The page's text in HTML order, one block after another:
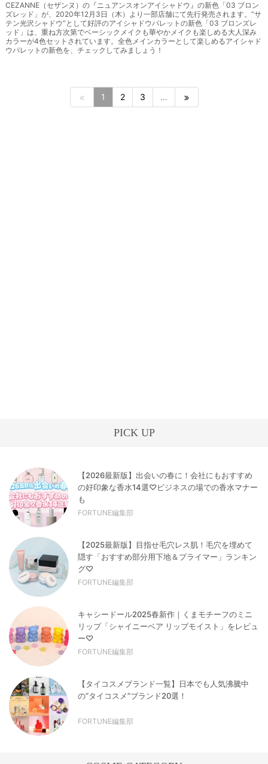
CEZANNE（セザンヌ）の『ニュアンスオンアイシャドウ』の新色「03 ブロン
ズレッド」が、2020年12月3日（木）より一部店舗にて先行発売されます。“サ
テン光沢シャドウ”として好評のアイシャドウパレットの新色「03 ブロンズレ
ッド」は、重ね方次第でベーシックメイクも華やかメイクも楽しめる大人深み
カラーが4色セットされています。全色メインカラーとして楽しめるアイシャド
ウパレットの新色を、チェックしてみましょう！
1 2 3 …
PICK UP
【2026最新版】出会いの春に！会社にもおすすめ
の好印象な香水14選♡ビジネスの場での香水マナー
も
FORTUNE編集部
【2025最新版】目指せ毛穴レス肌！毛穴を埋めて
隠す「おすすめ部分用下地＆プライマー」ランキン
グ♡
FORTUNE編集部
キャシードール2025春新作｜くまモチーフのミニ
リップ「シャイニーベア リップモイスト」をレビュ
ー♡
FORTUNE編集部
【タイコスメブランド一覧】日本でも人気沸騰中
の“タイコスメ”ブランド20選！
FORTUNE編集部